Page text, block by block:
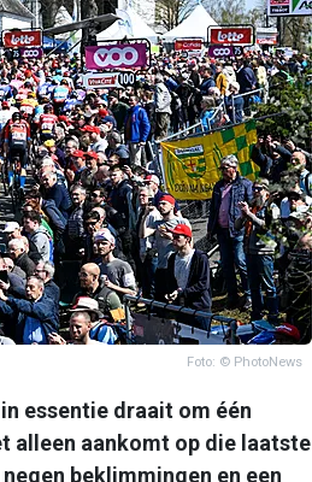
Foto: © PhotoNews
essentie draait om één
alleen aankomt op die laatste
beklimmingen en een